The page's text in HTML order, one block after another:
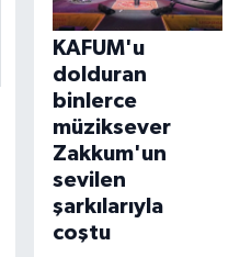
KAFUM'u
dolduran
binlerce
müziksever
Zakkum'un
sevilen
şarkılarıyla
coştu